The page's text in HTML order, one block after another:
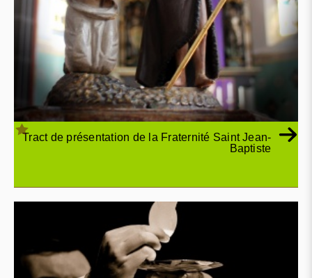
Tract de présentation de la Fraternité Saint Jean-
Baptiste